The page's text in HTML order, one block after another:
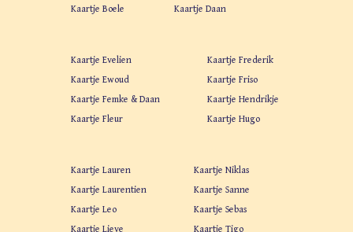
Kaartje Boele
Kaartje Daan
Kaartje Evelien
Kaartje Ewoud
Kaartje Femke & Daan
Kaartje Fleur
Kaartje Frederik
Kaartje Friso
Kaartje Hendrikje
Kaartje Hugo
Kaartje Lauren
Kaartje Laurentien
Kaartje Leo
Kaartje Lieve
Kaartje Niklas
Kaartje Sanne
Kaartje Sebas
Kaartje Tigo